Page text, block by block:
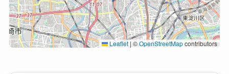
Leaflet |©OpenStreetMapcontributors